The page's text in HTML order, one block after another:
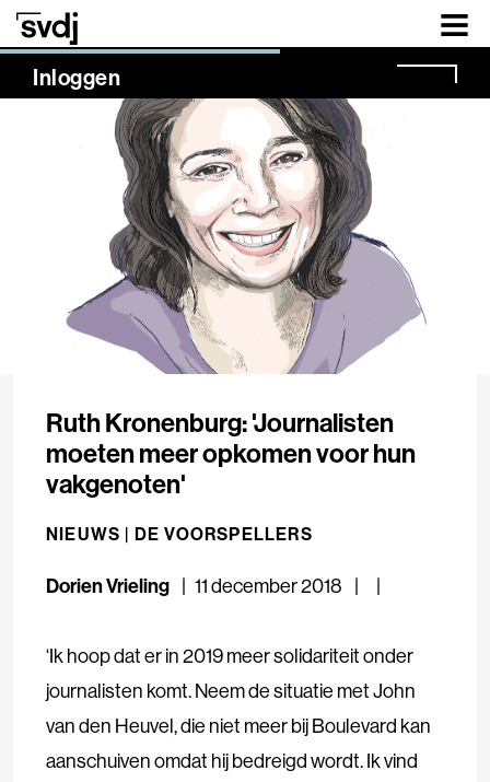
Naar hoofdinhoud
Inloggen
NaN%
Ruth Kronenburg: 'Journalisten
moeten meer opkomen voor hun
vakgenoten'
NIEUWS | DE VOORSPELLERS
Dorien Vrieling 11 december 2018
‘Ik hoop dat er in 2019 meer solidariteit onder
journalisten komt. Neem de situatie met John
van den Heuvel, die niet meer bij Boulevard kan
aanschuiven omdat hij bedreigd wordt. Ik vind